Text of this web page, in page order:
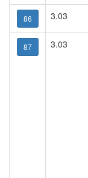
86 3.03
87 3.03